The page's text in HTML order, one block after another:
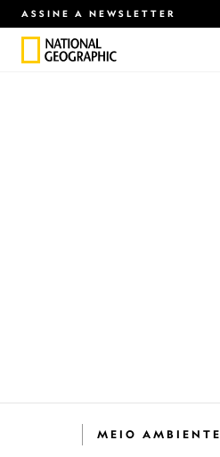
ASSINE A NEWSLETTER
MEIO AMBIENTE